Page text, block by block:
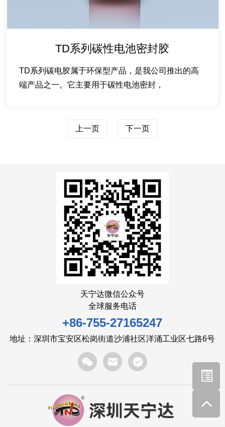
TD系列碳性电池密封胶
TD系列碳电胶属于环保型产品，是我公司推出的高
端产品之一。它主要用于碳性电池密封，
上一页 下一页
天宁达微信公众号
全球服务电话
+86-755-27165247
地址：深圳市宝安区松岗街道沙浦社区洋涌工业区七路6号